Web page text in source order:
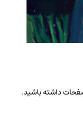
داشته باشید.